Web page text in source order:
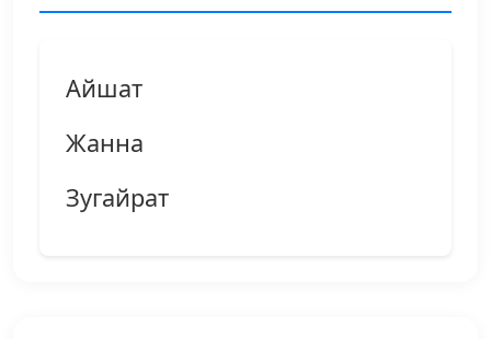
Айшат
Жанна
Зугайрат